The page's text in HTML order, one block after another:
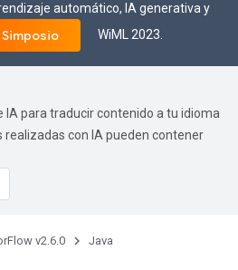
automático, IA generativa y
Simposio WiML 2023.
IA para traducir contenido a tu idioma
con IA pueden contener
v2.6.0 Java